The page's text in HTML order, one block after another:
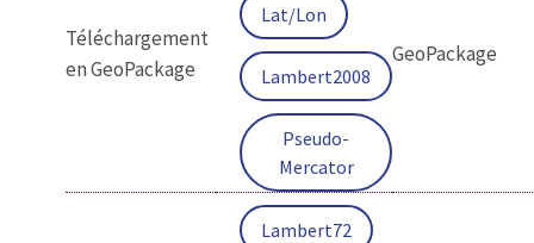
Téléchargement
en GeoPackage
Lat/Lon
Lambert2008
Pseudo-
Mercator
GeoPackage
Lambert72